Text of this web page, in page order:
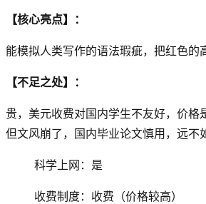
【核心亮点】：
能模拟人类写作的语法瑕疵，把红色的
【不足之处】：
贵，美元收费对国内学生不友好，价格
但文风崩了，国内毕业论文慎用，远不
科学上网：是
收费制度：收费（价格较高）